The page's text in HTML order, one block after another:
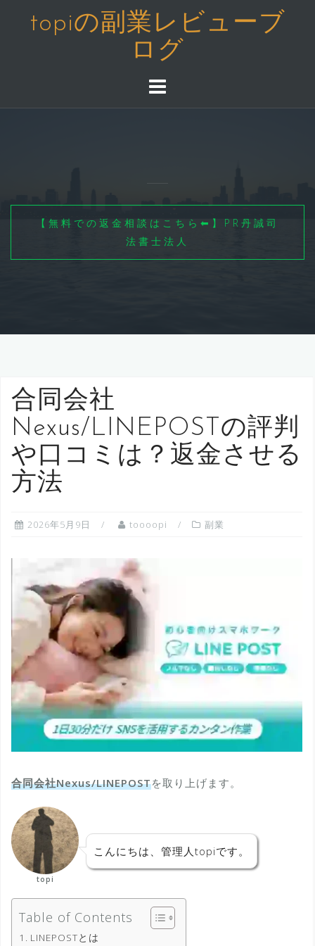
へ
topiの副業レビューブ
ログ
【無料での返金相談はこちら⬅】PR丹誠司
法書士法人
合同会社
Nexus/LINEPOSTの評判
や口コミは？返金させる
方法
2026年5月9日 toooopi 副業
合同会社Nexus/LINEPOSTを取り上げます。
topi
こんにちは、管理人topiです。
Table of Contents
LINEPOSTとは